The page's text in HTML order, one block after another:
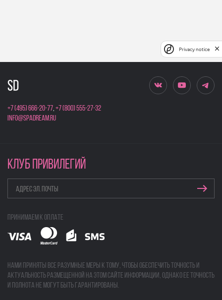
+7 (495) 666-20-77,+7 (800) 555-27-32
info@spadream.ru
КЛУБ ПРИВИЛЕГИЙ
Принимаем к оплате
Нами приняты все разумные меры к тому, чтобы обеспечить точность и
актуальность размещенной на этом сайте информации, однако ее точность
и полнота не могут быть гарантированы.
Privacy notice